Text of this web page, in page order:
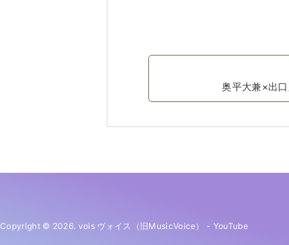
奥平大兼×出
Copyright © 2026. vois ヴォイス（旧MusicVoice） - YouTube